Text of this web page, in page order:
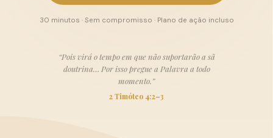
30 minutos · Sem compromisso · Plano de ação incluso
“Pois virá o tempo em que não suportarão a sã
doutrina… Por isso pregue a Palavra a todo
momento.”
2 Timóteo 4:2–3